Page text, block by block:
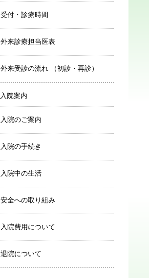
受付・診療時間
外来診療担当医表
外来受診の流れ （初診・再診）
入院案内
入院のご案内
入院の手続き
入院中の生活
安全への取り組み
入院費用について
退院について